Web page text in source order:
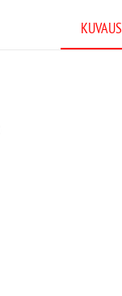
KUVAUS